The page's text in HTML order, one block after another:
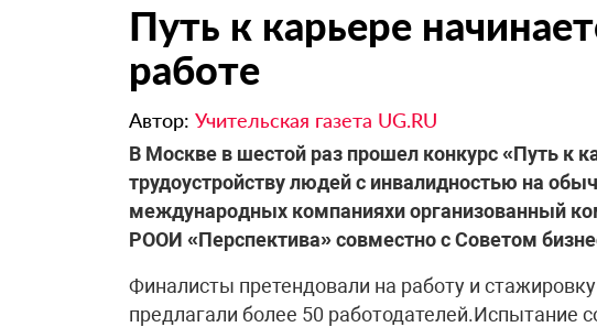
Путь к карьере
работе
Автор: Учительская газета UG.RU
​В Москве в шестой раз прошел конкурс «Путь к
трудоустройству людей с инвалидностью на
международных компанияхи организованный
РООИ «Перспектива» совместно с Советом
Финалисты претендовали на работу и
предлагали более 50 работодателей.Испытание